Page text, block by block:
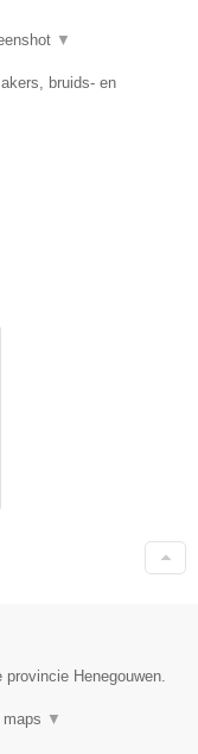
▼
bruids- en
Henegouwen.
▼